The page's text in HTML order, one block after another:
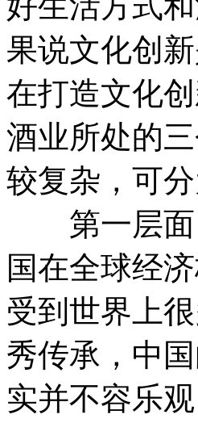
果说文化创
在打造文化
酒业所处的
较复杂，可
第一层面
国在全球经
受到世界上
秀传承，中
实并不容乐